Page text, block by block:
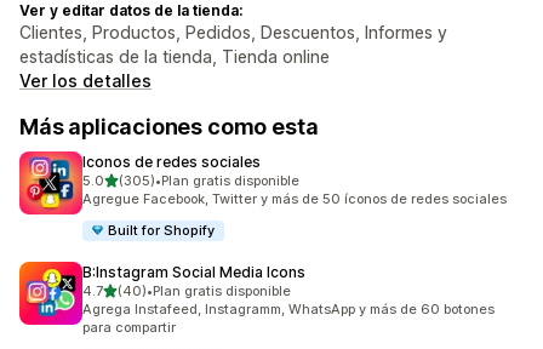
Ver y editar datos de la tienda:
Clientes, Productos, Pedidos, Descuentos, Informes y
estadísticas de la tienda, Tienda online
Ver los detalles
Más aplicaciones como esta
Iconos de redes sociales
5.0de 5 estrellas
(305)
305 reseñas en total
•Plan gratis disponible
Agregue Facebook, Twitter y más de 50 íconos de redes sociales
Built for Shopify
B:Instagram Social Media Icons
4.7de 5 estrellas
(40)
40 reseñas en total
•Plan gratis disponible
Agrega Instafeed, Instagramm, WhatsApp y más de 60 botones
para compartir